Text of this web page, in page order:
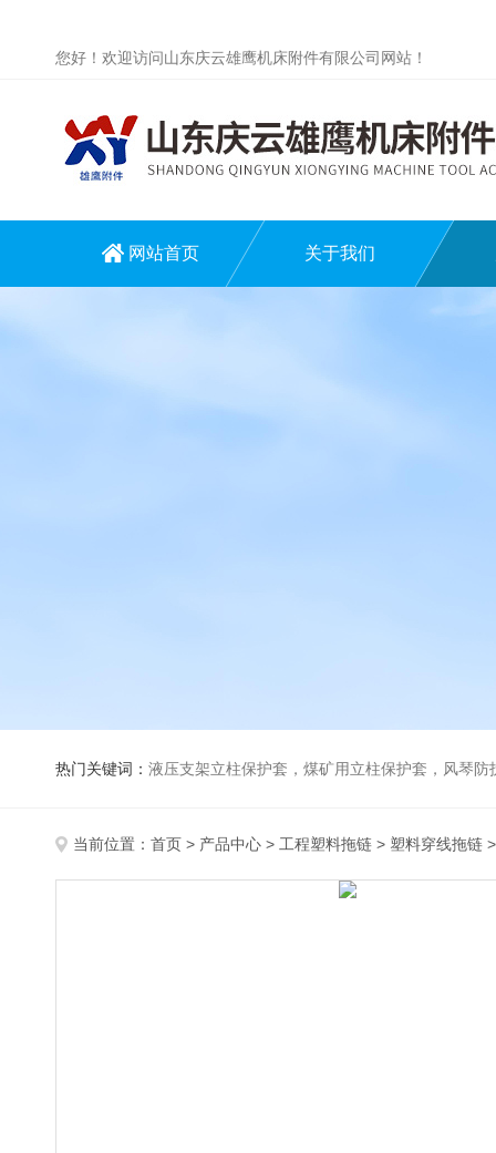
您好！欢迎访问山东庆云雄鹰机床附件有限公司网站！
网站首页 关于我们
热门关键词： 液压支架立柱保护套，煤矿用立柱保护套，风琴
当前位置： 首页 > 产品中心 > 工程塑料拖链 > 塑料穿线拖链